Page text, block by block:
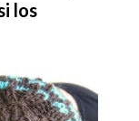
los